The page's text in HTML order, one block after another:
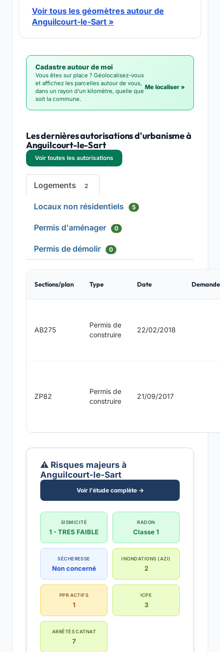
Voir tous les géomètres autour de
Anguilcourt-le-Sart »
Cadastre autour de moi
Vous êtes sur place ? Géolocalisez-vous
et affichez les parcelles autour de vous,
dans un rayon d'un kilomètre, quelle que
soit la commune.
Me localiser »
Les dernières autorisations d'urbanisme à
Anguilcourt-le-Sart
Voir toutes les autorisations
Logements 2
Locaux non résidentiels 5
Permis d'aménager 0
Permis de démolir 0
Sections/plan Type Date
AB275
Permis de
construire
22/02/2018
ZP82
Permis de
construire
21/09/2017
⚠️ Risques majeurs à
Anguilcourt-le-Sart
Voir l'étude complète →
SISMICITÉ
1 - TRES FAIBLE
RADON
Classe 1
SÉCHERESSE
Non concerné
INONDATIONS (AZI)
2
PPR ACTIFS
1
ICPE
3
ARRÊTÉS CATNAT
7